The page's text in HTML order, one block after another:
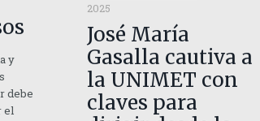
y
debe
el
2025
José María
Gasalla cautiva a
la UNIMET con
claves para